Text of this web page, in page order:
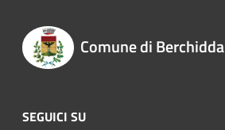
Comune di Berchidda
SEGUICI SU